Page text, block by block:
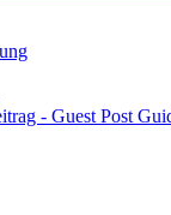
- Guest Post